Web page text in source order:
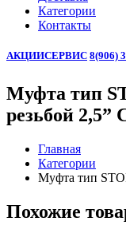
Категории
Контакты
АКЦИИСЕРВИС 8(906)
Муфта тип
резьбой 2,5”
Главная
Категории
Муфта тип
Похожие